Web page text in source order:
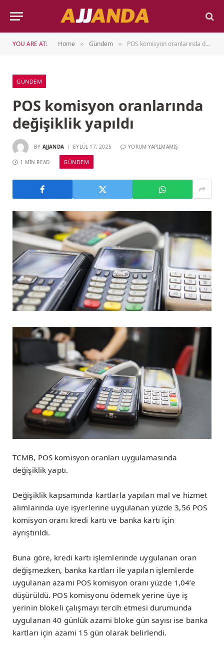
YOU ARE AT: Home » Gündem » POS komisyon oranlarında değişiklik yapıldı
GÜNDEM
POS komisyon oranlarında
değişiklik yapıldı
BY AJJANDA EYLÜL 17, 2025 YORUM YAPILMAMIŞ
1 MIN READ GÜNDEM
TCMB, POS komisyon oranları uygulamasında
değişiklik yaptı.
Değişiklik kapsamında kartlarla yapılan mal ve hizmet
alımlarında üye işyerlerine uygulanan yüzde 3,56 POS
komisyon oranı kredi kartı ve banka kartı için
ayrıştırıldı.
Buna göre, kredi kartı işlemlerinde uygulanan oran
değişmezken, banka kartları ile yapılan işlemlerde
uygulanan azami POS komisyon oranı yüzde 1,04’e
düşürüldü. POS komisyonu ödemek yerine üye iş
yerinin blokeli çalışmayı tercih etmesi durumunda
uygulanan 40 günlük azami bloke gün sayısı ise banka
kartları için azami 15 gün olarak belirlendi.